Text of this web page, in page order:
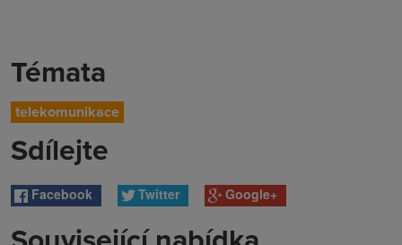
Témata
telekomunikace
Sdílejte
Facebook Twitter Google+